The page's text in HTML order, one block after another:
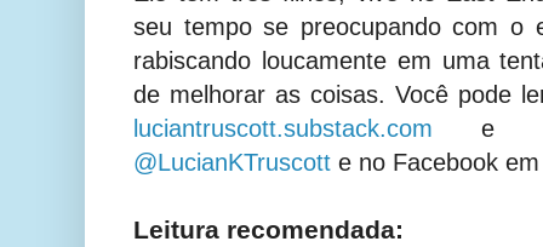
seu tempo se preocupando com o
rabiscando loucamente em uma
de melhorar as coisas. Você pode
luciantruscott.substack.com e
@LucianKTruscott e no Facebook
Leitura recomendada: